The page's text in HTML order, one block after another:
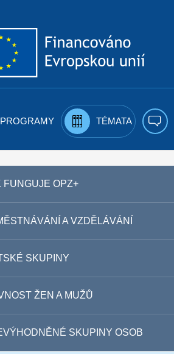
PROGRAMY TÉMATA
FUNGUJE OPZ+
A VZDĚLÁVÁNÍ
SKUPINY
ŽEN A MUŽŮ
SKUPINY OSOB